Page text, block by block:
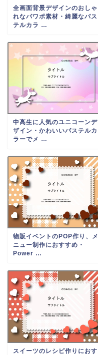
全画面背景デザインのおしゃ
れなパワポ素材・綺麗なパス
テルカラ …
中高生に人気のユニコーンデ
ザイン・かわいいパステルカ
ラーでメ …
物販イベントのPOP作り、メ
ニュー制作におすすめ・
Power …
スイーツのレシピ作りにおす